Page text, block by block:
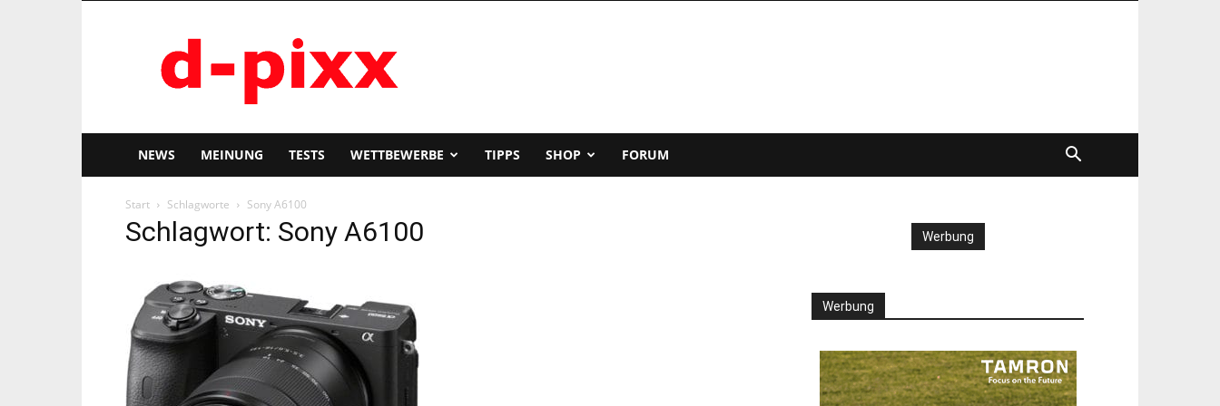
pixx
NEWS MEINUNG TESTS WETTBEWERBE TIPPS SHOP FORUM
Start Schlagworte Sony A6100
Schlagwort: Sony A6100 Werbung
Werbung